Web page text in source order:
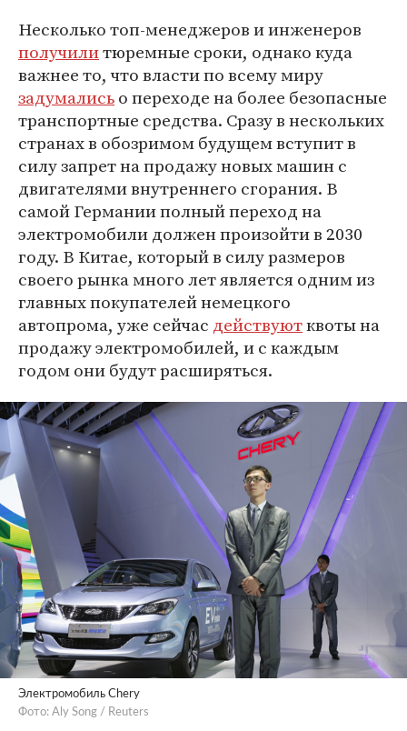
Несколько топ-менеджеров и инженеров
получилитюремные сроки, однако куда
важнее то, что власти по всему миру
задумалисьо переходе на более безопасные
транспортные средства. Сразу в нескольких
странах в обозримом будущем вступит в
силу запрет на продажу новых машин с
двигателями внутреннего сгорания. В
самой Германии полный переход на
электромобили должен произойти в 2030
году. В Китае, который в силу размеров
своего рынка много лет является одним из
главных покупателей немецкого
автопрома, уже сейчас действуютквоты на
продажу электромобилей, и с каждым
годом они будут расширяться.
Электромобиль Chery
Фото: Aly Song / Reuters